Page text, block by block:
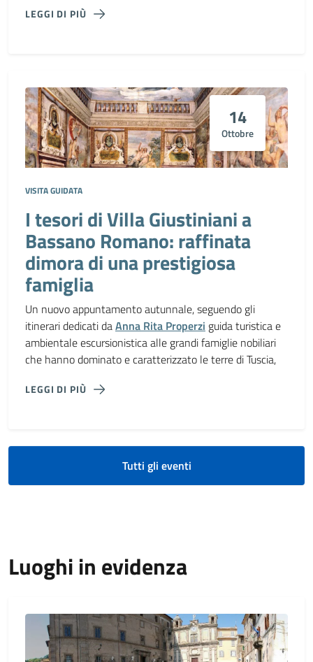
LEGGI DI PIÙ
14
Ottobre
VISITA GUIDATA
I tesori di Villa Giustiniani a
Bassano Romano: raffinata
dimora di una prestigiosa
famiglia
Un nuovo appuntamento autunnale, seguendo gli
itinerari dedicati daAnna Rita Properzi guida turistica e
ambientale escursionistica alle grandi famiglie nobiliari
che hanno dominato e caratterizzato le terre di Tuscia,
LEGGI DI PIÙ
Tutti gli eventi
Luoghi in evidenza